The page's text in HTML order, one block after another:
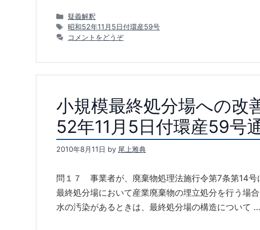
カ
テ
ゴ
疑義解釈
タ
グ
昭和52年11月5日付環産59号
コメントをどうぞ
小規模最終処分場への改
52年11月5日付環産59号
2010年8月11日 by 尾上雅典
問１７ 事業者が、廃棄物処理法施行令第7条第14号
最終処分場において産業廃棄物の埋立処分を行う場
水の汚染があるときは、最終処分場の構造について …